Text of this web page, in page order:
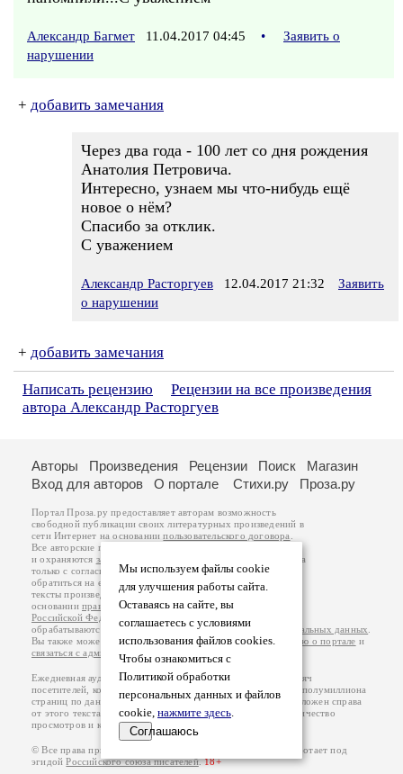
Александр Багмет 11.04.2017 04:45 •
Заявить о
нарушении
+ добавить замечания
Через два года - 100 лет со дня рождения
Анатолия Петровича.
Интересно, узнаем мы что-нибудь ещё
новое о нём?
Спасибо за отклик.
С уважением
Александр Расторгуев 12.04.2017 21:32
Заявить
о нарушении
+ добавить замечания
Написать рецензию
Рецензии на все произведения
автора Александр Расторгуев
Мы используем файлы cookie
для улучшения работы сайта.
Оставаясь на сайте, вы
соглашаетесь с условиями
использования файлов cookies.
Чтобы ознакомиться с
Политикой обработки
персональных данных и файлов
cookie, нажмите здесь.
Соглашаюсь
Авторы Произведения Рецензии Поиск
Магазин
Вход для авторов
О портале Стихи.ру Проза.ру
Портал Проза.ру предоставляет авторам возможность
свободной публикации своих литературных произведений в
сети Интернет на основаниипользовательского договора
Все авторские права на произведения принадлежат авторам
и охраняются законом
. Перепечатка произведений возможна
только с согласия его автора, к которому вы можете
обратиться на его авторской странице. Ответственность за
тексты произведений авторы несут самостоятельно на
основанииправил публикацииизаконодательства
Российской Федерации
обрабатываются на основанииПолитики обработки персональных данных
Вы также можете посмотреть более подробнуюинформацию о портале и
связаться с администрацией
Ежедневная аудитория портала Проза.ру – порядка 100 тысяч
посетителей, которые в общей сумме просматривают более полумиллиона
страниц по данным счетчика посещаемости, который расположен справа
от этого текста. В каждой графе указано по две цифры: количество
просмотров и количество посетителей.
© Все права принадлежат авторам, 2000-2026. Портал работает под
эгидойРоссийского союза писателей.18+